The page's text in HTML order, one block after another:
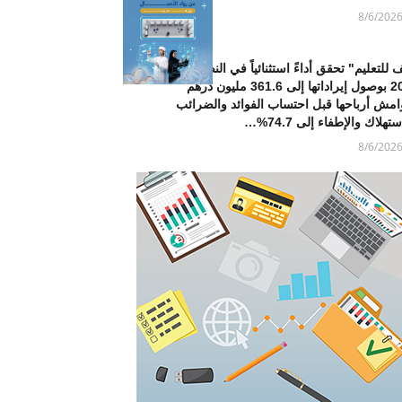
8/6/2026
للتعليم" تحقق أداءً استثنائياً في النصف الأول من
2026 بوصول إيراداتها إلى 361.6 مليون درهم
أرباحها قبل احتساب الفوائد والضرائب
والإطفاء إلى 74.7%…
8/6/2026